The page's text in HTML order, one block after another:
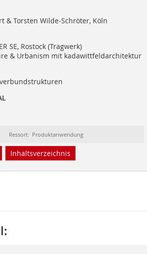
& Torsten Wilde-Schröter, Köln
SE, Rostock (Tragwerk)
& Urbanism mit kadawittfeldarchitektur
Ressort: Produktanwendung
Inhaltsverzeichnis